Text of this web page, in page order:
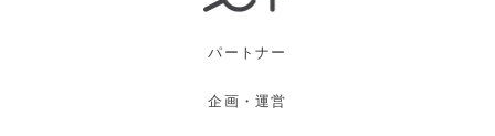
パートナー
企画・運営